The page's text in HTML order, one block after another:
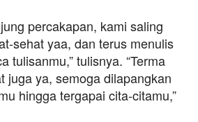
percakapan, kami saling
sehat yaa, dan terus menulis
tulisanmu,” tulisnya. “Terma
juga ya, semoga dilapangkan
hingga tergapai cita-citamu,”